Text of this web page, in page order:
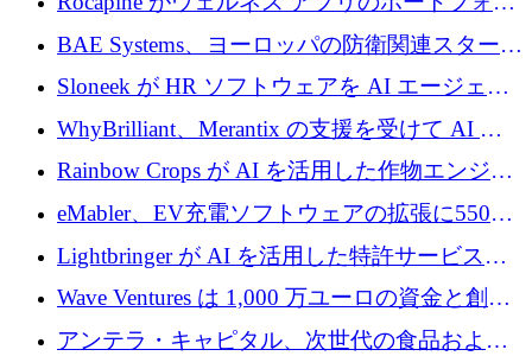
オを拡大するためにシリーズ A で 1,300 万ド
ルを調達
BAE Systems、ヨーロッパの防衛関連スタート
アップの規模拡大を支援するために 5,000 万
ユーロの支援を開始
Sloneek が HR ソフトウェアを AI エージェン
トに変えるために 600 万ドルを調達
WhyBrilliant、Merantix の支援を受けて AI 求
人マッチングを拡大するために 100 万ユーロ
Rainbow Crops が AI を活用した作物エンジニ
アリングを拡張するために 970 万ユーロを調
eMabler、EV充電ソフトウェアの拡張に550万
ユーロを確保
Lightbringer が AI を活用した特許サービスを
拡大するために 1,000 万ドルを調達
Wave Ventures は 1,000 万ユーロの資金と創設
者補助金で 10 周年を迎える
アンテラ・キャピタル、次世代の食品および